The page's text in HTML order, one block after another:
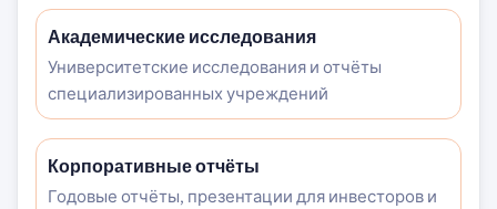
Академические исследования
Университетские исследования и отчёты
специализированных учреждений
Корпоративные отчёты
Годовые отчёты, презентации для инвесторов и